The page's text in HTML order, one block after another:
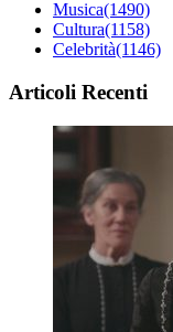
Musica(1490)
Cultura(1158)
Celebrità(1146)
Articoli Recenti